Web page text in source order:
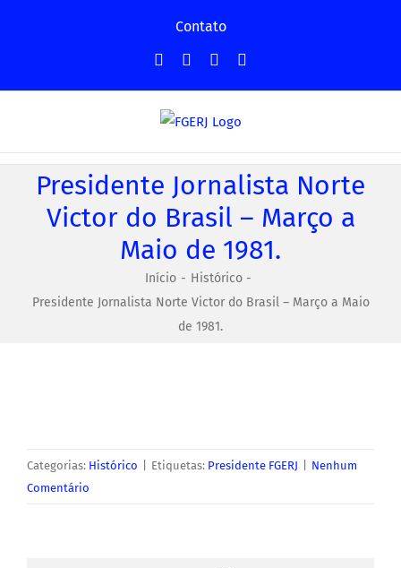
conteúdo
Contato
FacebookInstagramYouTube
Grupo
Presidente Jornalista Norte
Victor do Brasil – Março a
Maio de 1981.
Início
Histórico
Presidente Jornalista Norte Victor do Brasil – Março a Maio
de 1981.
Categorias: Histórico Etiquetas: Presidente FGERJ
Nenhum
Comentário